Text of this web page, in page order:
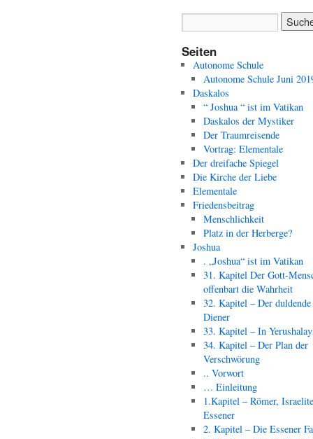
Seiten
Autonome Schule
Autonome Schule Juni
Daskalos
“ Joshua “ ist im Vatikan
Daskalos der Mystiker
Der Traumreisende
Vortrag: Elementale
Der dreifache Spiegel
Die Kirche der Liebe
Elementale
Friedensbeitrag
Menschlichkeit
Platz in der Herberge?
Joshua
. „Joshua“ ist im Vatikan
31. Kapitel Der Gott-
offenbart die Wahrheit
32. Kapitel – Der duldende
Diener
33. Kapitel – In
34. Kapitel – Der Plan der
Verschwörung
.. Vorwort
… Einleitung
1.Kapitel – Römer,
Essener
2. Kapitel – Die Essener